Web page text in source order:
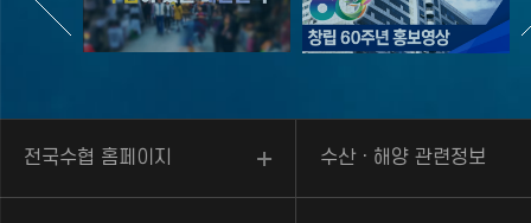
전국수협 홈페이지 수산ㆍ해양 관련정보
유저서비스(0개)